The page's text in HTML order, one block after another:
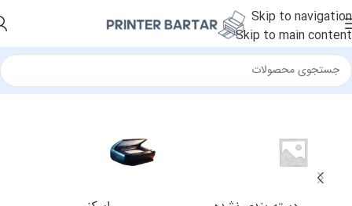
Skip to navigation
Skip to main content
خانه/محصولات برچسب خورده “Bixolon 330II n”